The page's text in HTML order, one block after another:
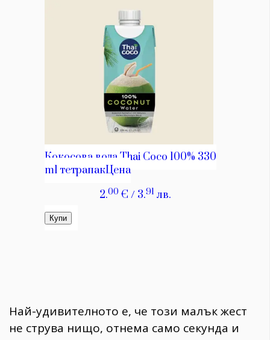
Най-удивителното е, че този малък жест
не струва нищо, отнема само секунда и